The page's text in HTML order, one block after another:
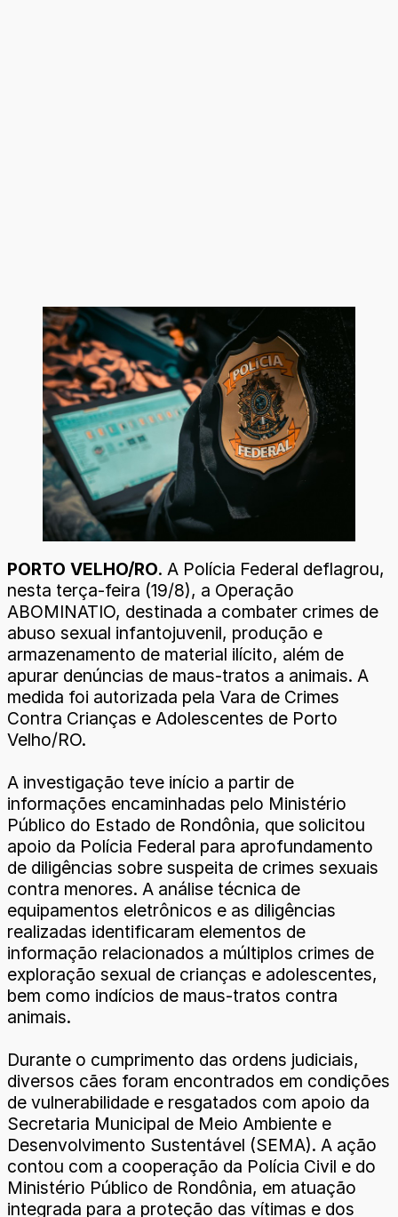
PORTO VELHO/RO. A Polícia Federal deflagrou,
nesta terça-feira (19/8), a Operação
ABOMINATIO, destinada a combater crimes de
abuso sexual infantojuvenil, produção e
armazenamento de material ilícito, além de
apurar denúncias de maus-tratos a animais. A
medida foi autorizada pela Vara de Crimes
Contra Crianças e Adolescentes de Porto
Velho/RO.
A investigação teve início a partir de
informações encaminhadas pelo Ministério
Público do Estado de Rondônia, que solicitou
apoio da Polícia Federal para aprofundamento
de diligências sobre suspeita de crimes sexuais
contra menores. A análise técnica de
equipamentos eletrônicos e as diligências
realizadas identificaram elementos de
informação relacionados a múltiplos crimes de
exploração sexual de crianças e adolescentes,
bem como indícios de maus-tratos contra
animais.
Durante o cumprimento das ordens judiciais,
diversos cães foram encontrados em condições
de vulnerabilidade e resgatados com apoio da
Secretaria Municipal de Meio Ambiente e
Desenvolvimento Sustentável (SEMA). A ação
contou com a cooperação da Polícia Civil e do
Ministério Público de Rondônia, em atuação
integrada para a proteção das vítimas e dos